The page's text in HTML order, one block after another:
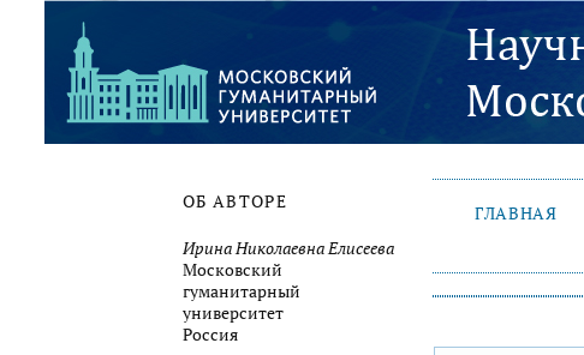
ОБ АВТОРЕ
Ирина Николаевна Елисеева
Московский
гуманитарный
университет
Россия
ГЛАВНАЯ